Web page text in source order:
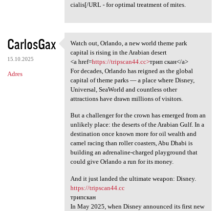
cialis[/URL - for optimal treatment of mites.
CarlosGax
15.10.2025
Adres
Watch out, Orlando, a new
Watch out, Orlando, a new world theme park
capital is rising in the Arabian desert
<a href=https://tripscan44.cc>трип скан</a>
For decades, Orlando has reigned as the global
capital of theme parks — a place where Disney,
Universal, SeaWorld and countless other
attractions have drawn millions of visitors.
But a challenger for the crown has emerged from an
unlikely place: the deserts of the Arabian Gulf. In a
destination once known more for oil wealth and
camel racing than roller coasters, Abu Dhabi is
building an adrenaline-charged playground that
could give Orlando a run for its money.
And it just landed the ultimate weapon: Disney.
https://tripscan44.cc
трипскан
In May 2025, when Disney announced its first new